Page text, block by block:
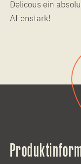
Delicous ein
Affenstark!